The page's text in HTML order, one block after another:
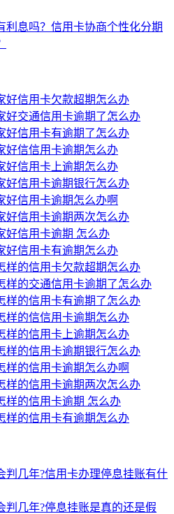
利息吗？信用卡协商个性化分期
好信用卡欠款超期怎么办
好交通信用卡逾期了怎么办
好信用卡有逾期了怎么办
好信信用卡逾期怎么办
好信用卡上逾期怎么办
好信用卡逾期银行怎么办
好信用卡逾期怎么办啊
好信用卡逾期两次怎么办
好信用卡逾期 怎么办
好信用卡有逾期怎么办
样的信用卡欠款超期怎么办
样的交通信用卡逾期了怎么办
样的信用卡有逾期了怎么办
样的信信用卡逾期怎么办
样的信用卡上逾期怎么办
样的信用卡逾期银行怎么办
样的信用卡逾期怎么办啊
样的信用卡逾期两次怎么办
样的信用卡逾期 怎么办
样的信用卡有逾期怎么办
判几年?信用卡办理停息挂账有什
判几年?停息挂账是真的还是假